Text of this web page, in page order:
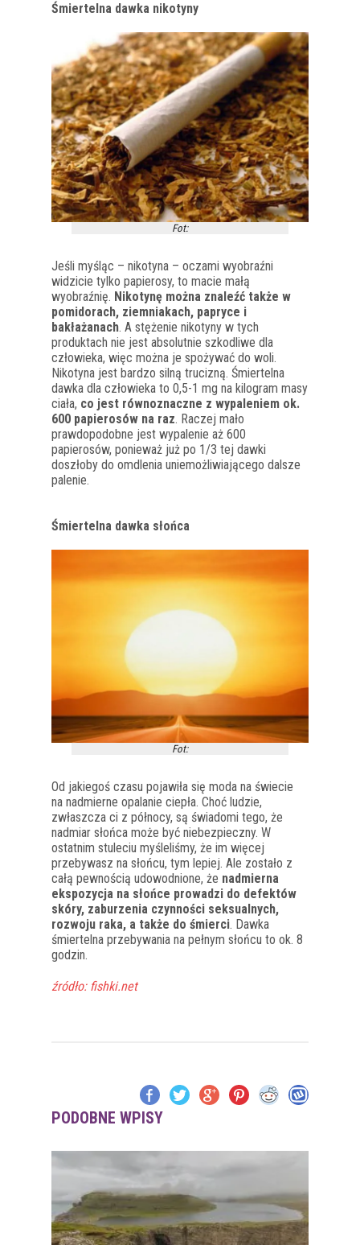
Śmiertelna dawka nikotyny
Fot:
Jeśli myśląc – nikotyna – oczami wyobraźni
widzicie tylko papierosy, to macie małą
wyobraźnię. Nikotynę można znaleźć także w
pomidorach, ziemniakach, papryce i
bakłażanach. A stężenie nikotyny w tych
produktach nie jest absolutnie szkodliwe dla
człowieka, więc można je spożywać do woli.
Nikotyna jest bardzo silną trucizną. Śmiertelna
dawka dla człowieka to 0,5-1 mg na kilogram masy
ciała, co jest równoznaczne z wypaleniem ok.
600 papierosów na raz. Raczej mało
prawdopodobne jest wypalenie aż 600
papierosów, ponieważ już po 1/3 tej dawki
doszłoby do omdlenia uniemożliwiającego dalsze
palenie.
Śmiertelna dawka słońca
Fot:
Od jakiegoś czasu pojawiła się moda na świecie
na nadmierne opalanie ciepła. Choć ludzie,
zwłaszcza ci z północy, są świadomi tego, że
nadmiar słońca może być niebezpieczny. W
ostatnim stuleciu myśleliśmy, że im więcej
przebywasz na słońcu, tym lepiej. Ale zostało z
całą pewnością udowodnione, że nadmierna
ekspozycja na słońce prowadzi do defektów
skóry, zaburzenia czynności seksualnych,
rozwoju raka, a także do śmierci. Dawka
śmiertelna przebywania na pełnym słońcu to ok. 8
godzin.
źródło: fishki.net
PODOBNE WPISY